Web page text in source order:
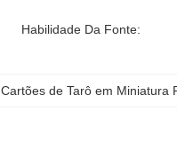
Habilidade Da Fonte:
, Cartões de Tarô em Miniatura